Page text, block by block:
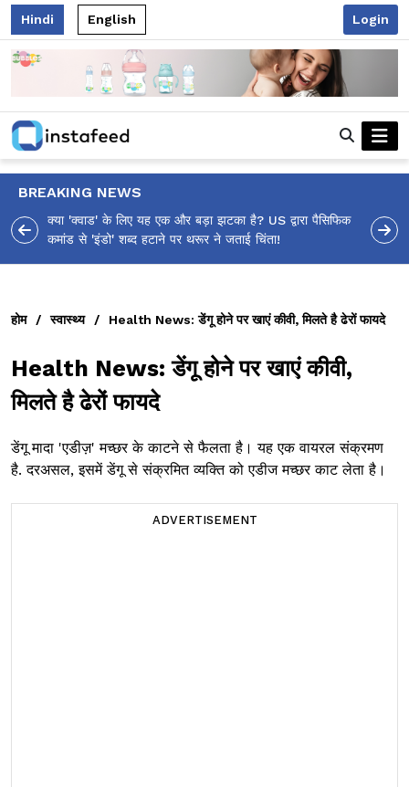
Hindi English Login
BREAKING NEWS
आलिया भट्ट का मज़ेदार 'शर्वरी कहाँ है?' पोस्ट, 'अल्फा' टीज़र पर
उठे सवालों का मज़ाकिया जवाब!
होम / स्वास्थ्य / Health News: डेंगू होने पर खाएं कीवी, मिलते है ढेरों फायदे
Health News: डेंगू होने पर खाएं कीवी,
मिलते है ढेरों फायदे
डेंगू मादा 'एडीज़' मच्छर के काटने से फैलता है। यह एक वायरल संक्रमण
है. दरअसल, इसमें डेंगू से संक्रमित व्यक्ति को एडीज मच्छर काट लेता है।
ADVERTISEMENT